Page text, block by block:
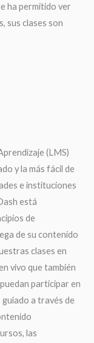
ha permitido ver
sus clases son
(LMS)
y la más fácil de
e instituciones
está
de
de su contenido
clases en
vivo que también
participar en
guiado a través de
las